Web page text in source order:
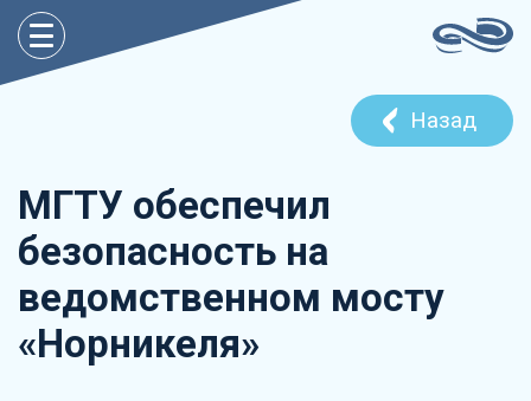
Назад
МГТУ обеспечил
безопасность на
ведомственном мосту
«Норникеля»